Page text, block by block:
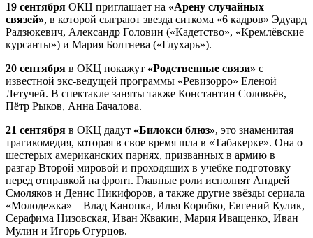
19 сентября ОКЦ приглашает на «Арену случайных
связей», в которой сыграют звезда ситкома «6 кадров» Эдуард
Радзюкевич, Александр Головин («Кадетство», «Кремлёвские
курсанты») и Мария Болтнева («Глухарь»).
20 сентября в ОКЦ покажут «Родственные связи» с
известной экс-ведущей программы «Ревизорро» Еленой
Летучей. В спектакле заняты также Константин Соловьёв,
Пётр Рыков, Анна Бачалова.
21 сентября в ОКЦ дадут «Билокси блюз», это знаменитая
трагикомедия, которая в свое время шла в «Табакерке». Она о
шестерых американских парнях, призванных в армию в
разгар Второй мировой и проходящих в учебке подготовку
перед отправкой на фронт. Главные роли исполнят Андрей
Смоляков и Денис Никифоров, а также другие звёзды сериала
«Молодежка» – Влад Канопка, Илья Коробко, Евгений Кулик,
Серафима Низовская, Иван Жвакин, Мария Иващенко, Иван
Мулин и Игорь Огурцов.